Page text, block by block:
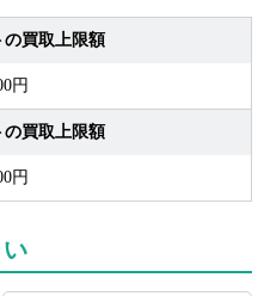
買取上限額
円
買取上限額
円